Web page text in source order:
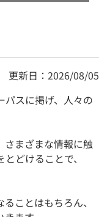
更新日：2026/08/05
パスに掲げ、人々の
さまざまな情報に触
どけることで、
ことはもちろん、